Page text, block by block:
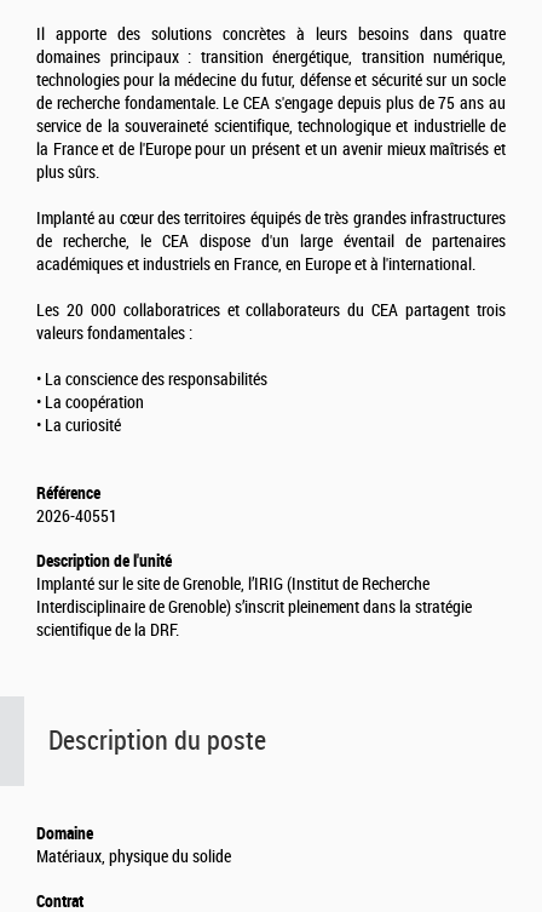
Description du poste
Domaine
Matériaux, physique du solide
Contrat
Il apporte des solutions concrètes à leurs besoins dans quatre
domaines principaux : transition énergétique, transition numérique,
technologies pour la médecine du futur, défense et sécurité sur un socle
de recherche fondamentale. Le CEA s'engage depuis plus de 75 ans au
service de la souveraineté scientifique, technologique et industrielle de
la France et de l'Europe pour un présent et un avenir mieux maîtrisés et
plus sûrs.
Implanté au cœur des territoires équipés de très grandes infrastructures
de recherche, le CEA dispose d'un large éventail de partenaires
académiques et industriels en France, en Europe et à l'international.
Les 20 000 collaboratrices et collaborateurs du CEA partagent trois
valeurs fondamentales :
• La conscience des responsabilités
• La coopération
• La curiosité
Référence
2026-40551
Description de l'unité
Implanté sur le site de Grenoble, l’IRIG (Institut de Recherche
Interdisciplinaire de Grenoble) s’inscrit pleinement dans la stratégie
scientifique de la DRF.